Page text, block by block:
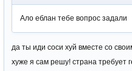
Ало еблан тебе вопрос задали
да ты иди соси хуй вместе со
хуже я сам решу! страна требует